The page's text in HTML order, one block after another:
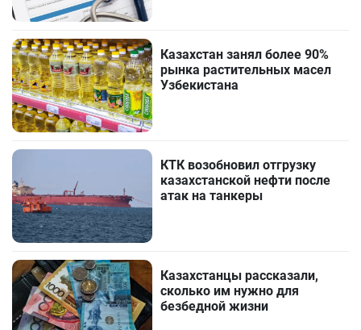
Казахстан занял более 90%
рынка растительных масел
Узбекистана
КТК возобновил отгрузку
казахстанской нефти после
атак на танкеры
Казахстанцы рассказали,
сколько им нужно для
безбедной жизни